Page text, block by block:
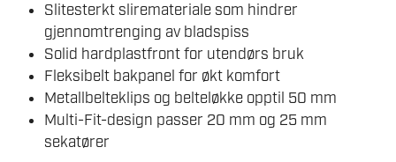
Slitesterkt sliremateriale som hindrer
gjennomtrenging av bladspiss
Solid hardplastfront for utendørs bruk
Fleksibelt bakpanel for økt komfort
Metallbelteklips og belteløkke opptil 50 mm
Multi-Fit-design passer 20 mm og 25 mm
sekatører